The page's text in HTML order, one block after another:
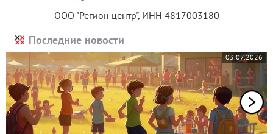
ООО "Регион центр", ИНН 4817003180
Последние новости
03.07.2026